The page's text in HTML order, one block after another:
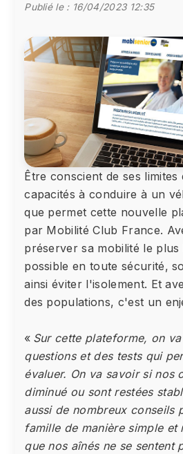
Publié le : 16/04/2023 12:35
Être conscient de ses limites
capacités à conduire à un
que permet cette nouvelle
par Mobilité Club France.
préserver sa mobilité le plus
possible en toute sécurité,
ainsi éviter l'isolement. Et
des populations, c'est un
« Sur cette plateforme, on
questions et des tests qui
évaluer. On va savoir si nos
diminué ou sont restées
aussi de nombreux conseils
famille de manière simple et
que nos aînés ne se sentent